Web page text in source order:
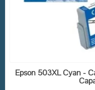
Epson 503XL Cyan -